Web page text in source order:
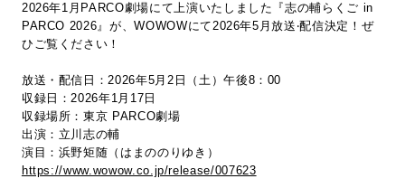
2026年1月PARCO劇場にて上演いたしました『志の輔らくご in
PARCO 2026』が、WOWOWにて2026年5⽉放送‧配信決定！ぜ
ひご覧ください！
放送・配信日：2026年5月2日（土）午後8：00
収録日：2026年1月17日
収録場所：東京 PARCO劇場
出演：立川志の輔
演目：浜野矩随（はまののりゆき）
https://www.wowow.co.jp/release/007623